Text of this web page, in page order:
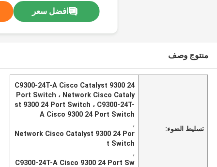
افضل سعر
منتوج وصف
تسليط الضوء:
C9300-24T-A Cisco Catalyst 9300 24
Port Switch ، Network Cisco Cataly
st 9300 24 Port Switch ، C9300-24T-
A Cisco 9300 24 Port Switch
,
Network Cisco Catalyst 9300 24 Por
t Switch
,
C9300-24T-A Cisco 9300 24 Port Sw